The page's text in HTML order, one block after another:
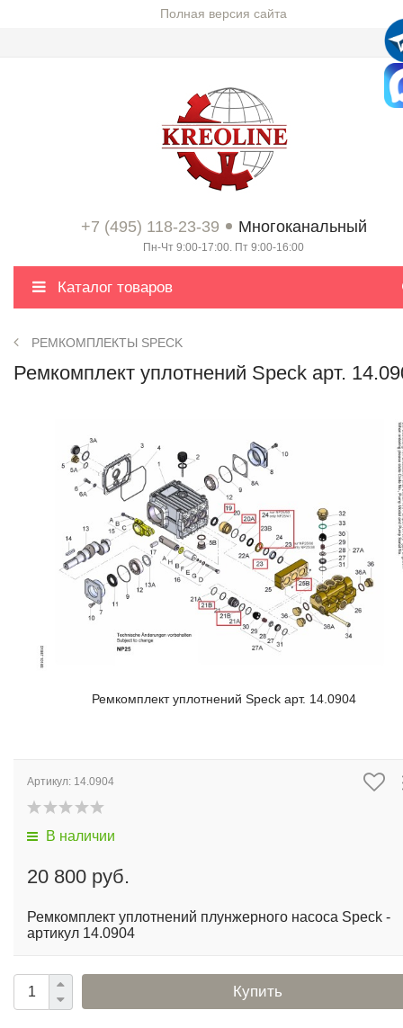
Полная версия сайта
+7 (495) 118-23-39 Многоканальный
Пн-Чт 9:00-17:00. Пт 9:00-16:00
Каталог товаров
РЕМКОМПЛЕКТЫ SPECK
Ремкомплект уплотнений Speck арт.
Ремкомплект уплотнений Speck арт. 14.0904
Артикул: 14.0904
В наличии
20 800 руб.
Ремкомплект уплотнений плунжерного насоса Speck -
артикул 14.0904
Купить